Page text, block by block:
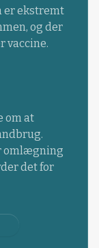
er ekstremt
og der
vaccine.
om at
omlægning
det for